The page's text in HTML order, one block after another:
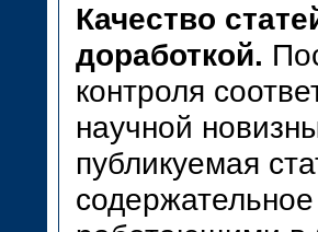
Качество
доработкой.
контроля
научной
публикуемая